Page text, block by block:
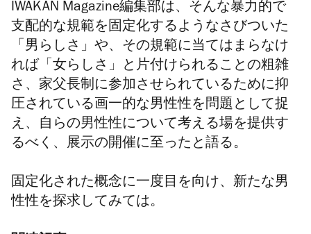
IWAKAN Magazine編集部は、そんな暴力的で
支配的な規範を固定化するようなさびついた
「男らしさ」や、その規範に当てはまらなけ
れば「女らしさ」と片付けられることの粗雑
さ、家父長制に参加させられているために抑
圧されている画一的な男性性を問題として捉
え、自らの男性性について考える場を提供す
るべく、展示の開催に至ったと語る。
固定化された概念に一度目を向け、新たな男
性性を探求してみては。